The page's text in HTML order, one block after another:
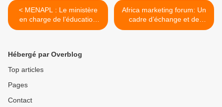
< MENAPL : Le ministère
en charge de l’éducation
nationale condamne les
les textes qui régissent le
milieux scolaire
Africa marketing forum: Un
cadre d’échange et de
promotion des meilleures
Hébergé par Overblog
Top articles
Pages
Contact